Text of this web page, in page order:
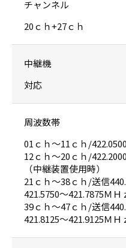
チャンネル
20ｃｈ+27ｃｈ
中継機
対応
周波数帯
01ｃｈ〜11ｃｈ/
12ｃｈ〜20ｃｈ/
（中継装置使用時）
21ｃｈ〜38ｃｈ/送信
421.5750〜421.7875ＭＨ
39ｃｈ〜47ｃｈ/送信
421.8125〜421.9125ＭＨ